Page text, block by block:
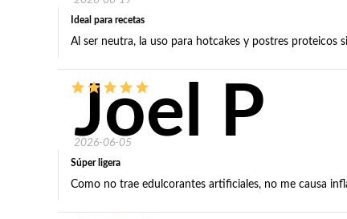
Ideal para recetas
Al ser neutra, la uso para hotcakes y postres proteicos
Joel P
2026-06-05
Súper ligera
Como no trae edulcorantes artificiales, no me causa